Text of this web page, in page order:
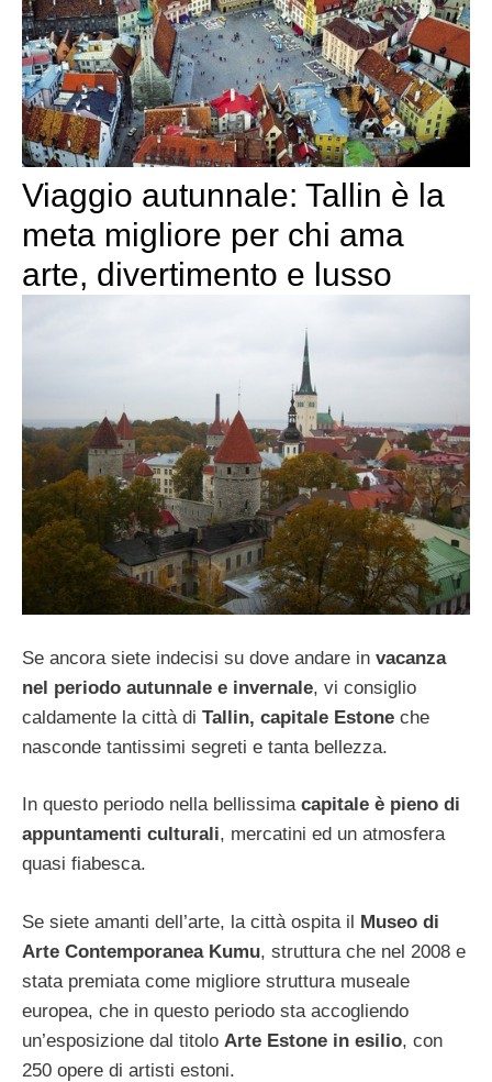
Viaggio autunnale: Tallin è la
meta migliore per chi ama
arte, divertimento e lusso
Se ancora siete indecisi su dove andare in vacanza
nel periodo autunnale e invernale, vi consiglio
caldamente la città di Tallin, capitale Estone che
nasconde tantissimi segreti e tanta bellezza.
In questo periodo nella bellissima capitale è pieno di
appuntamenti culturali, mercatini ed un atmosfera
quasi fiabesca.
Se siete amanti dell’arte, la città ospita il Museo di
Arte Contemporanea Kumu, struttura che nel 2008 e
stata premiata come migliore struttura museale
europea, che in questo periodo sta accogliendo
un’esposizione dal titolo Arte Estone in esilio, con
250 opere di artisti estoni.